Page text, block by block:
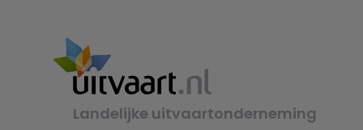
Landelijke uitvaartonderneming